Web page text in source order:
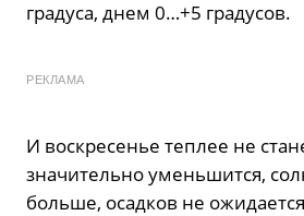
градуса, днем ​​0…+5 градусов.
РЕКЛАМА
И воскресенье теплее не
значительно уменьшится,
больше, осадков не